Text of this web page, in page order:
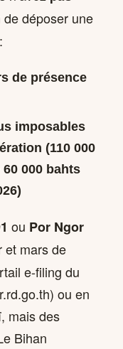
de déposer une
de présence
imposables
(110 000
000 bahts
ou Por Ngor
et mars de
e-filing du
ou en
mais des
Bihan